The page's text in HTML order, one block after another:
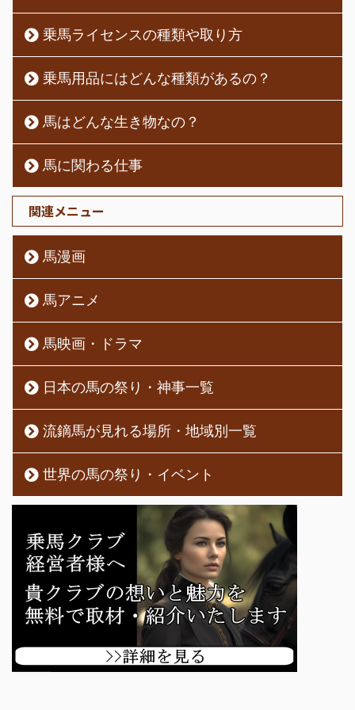
乗馬ライセンスの種類や取り方
乗馬用品にはどんな種類があるの？
馬はどんな生き物なの？
馬に関わる仕事
関連メニュー
馬漫画
馬アニメ
馬映画・ドラマ
日本の馬の祭り・神事一覧
流鏑馬が見れる場所・地域別一覧
世界の馬の祭り・イベント